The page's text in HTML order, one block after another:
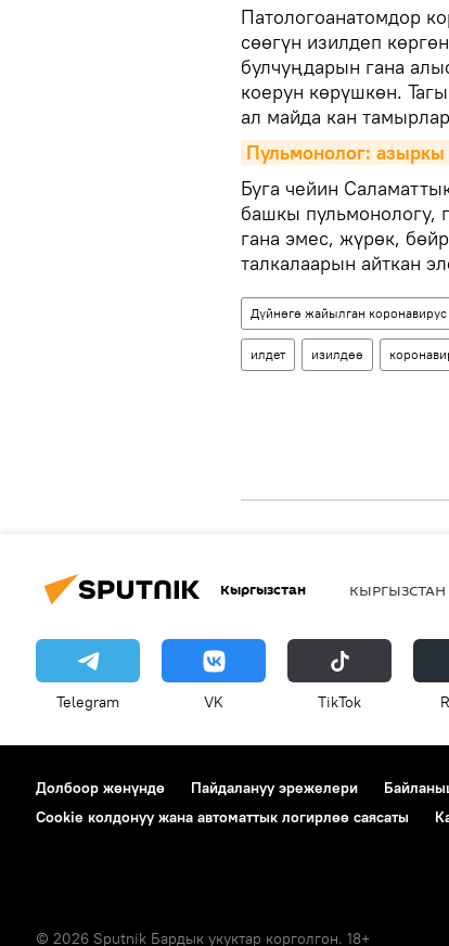
Патологоанатомдор
сөөгүн изилдеп
булчуңдарын гана
коерун көрүшкөн.
ал майда кан
Пульмонолог: азыркы
Буга чейин
башкы пульмонологу,
гана эмес, жүрөк,
талкалаарын айткан
Дүйнөгө жайылган коронавирус
илдет изилдөө
Кыргызстан КЫРГЫЗСТАН
Telegram VK ТikТоk
Долбоор жөнүндө Пайдалануу эрежелери
Cookie колдонуу жана автоматтык логирлөө саясаты
© 2026 Sputnik Бардык укуктар корголгон. 18+